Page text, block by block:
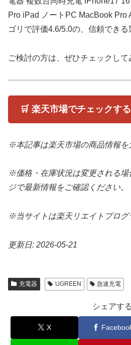
Pro iPad ノートPC MacBook Pro
ゴリで評価4.6/5.0の、信頼できる
ご検討の方は、ぜひチェックして
🛒 楽天市場でチェックする
※本記事は楽天市場の商品情報を
※価格・在庫状況は変更される場
ジで最新情報をご確認ください。
※当サイトは楽天リエイトプログ
更新日: 2026-05-21
充電器 UGREEN 急速充電
シェアする
X